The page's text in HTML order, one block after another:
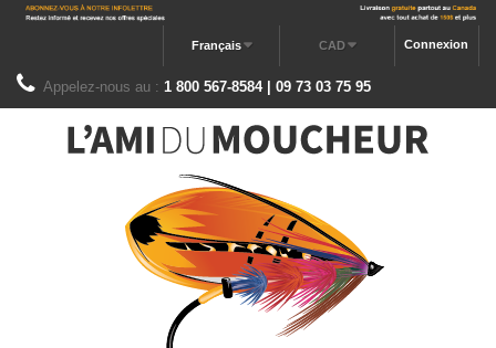
Connexion
CAD
Français
Appelez-nous au : 1 800 567-8584 | 09 73 03 75 95